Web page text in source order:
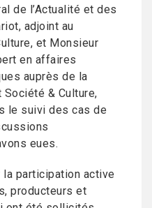
de l’Actualité et des
adjoint au
et Monsieur
en affaires
auprès de la
& Culture,
le suivi des cas de
eues.
la participation active
producteurs et